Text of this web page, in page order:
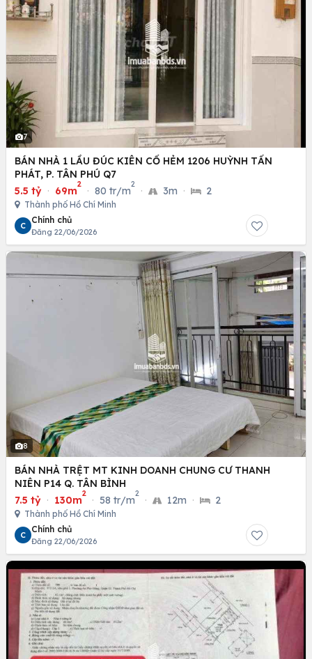
7
BÁN NHÀ 1 LẦU ĐÚC KIÊN CỐ HẺM 1206 HUỲNH TẤN
PHÁT, P. TÂN PHÚ Q7
5.5 tỷ · 69m
2
· 80 tr/m
2
· 3m · 2
Thành phố Hồ Chí Minh
C
Chính chủ
Đăng 22/06/2026
8
BÁN NHÀ TRỆT MT KINH DOANH CHUNG CƯ THANH
NIÊN P14 Q. TÂN BÌNH
7.5 tỷ · 130m
2
· 58 tr/m
2
· 12m · 2
Thành phố Hồ Chí Minh
C
Chính chủ
Đăng 22/06/2026